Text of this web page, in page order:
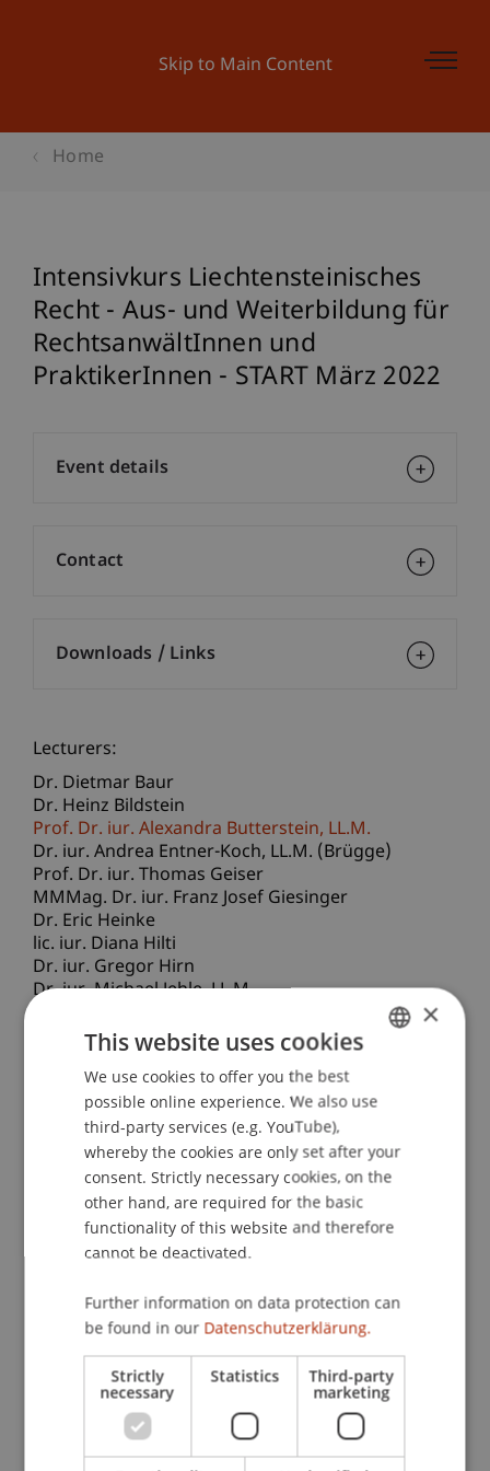
Skip to Main Content
Home
Intensivkurs Liechtensteinisches
Recht - Aus- und Weiterbildung für
RechtsanwältInnen und
PraktikerInnen - START März 2022
Lecturers:
Dr. Dietmar Baur
Dr. Heinz Bildstein
Prof. Dr. iur. Alexandra Butterstein LL.M.
Dr. iur. Andrea Entner-Koch LL.M. (Brügge)
Prof. Dr. iur. Thomas Geiser
MMMag. Dr. iur. Franz Josef Giesinger
Dr. Eric Heinke
lic. iur. Diana Hilti
Dr. iur. Gregor Hirn
Dr. iur. MichaelJehleLL.M.
Univ.-Prof. Dr. iur. Christian Koller
PD Dr. iur. Yannick Minnig
Adrian Rufener
Dr. Dieter Santner
MLaw Matthias Schmidle
Dr. iur. Robert Schneider
Univ.-Prof. i.R. Dr. Hubertus Schumacher
Dr. Hermann Schöpf
Dr. iur. Martin Vogt
School or Professorship:
Chair of Company, Foundation and Trust Law
Die Kursgebühr für die Module 1 bis 4 (12
Vorlesungstage mit insgesamt ca. 96
Event details
Contact
Downloads / Links
ENGLISH
×
This website uses cookies
We use cookies to offer you the best
possible online experience. We also use
third-party services (e.g. YouTube),
whereby the cookies are only set after your
consent. Strictly necessary cookies, on the
other hand, are required for the basic
functionality of this website and therefore
cannot be deactivated.
Further information on data protection can
be found in our Datenschutzerklärung.
Strictly
necessary
Statistics Third-party
marketing